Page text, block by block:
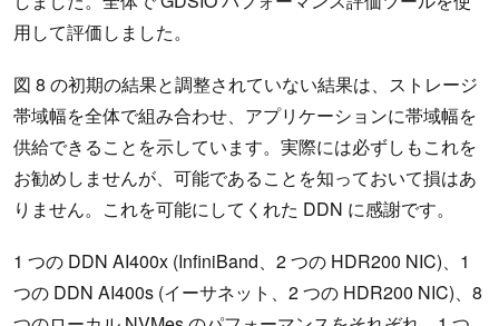
用して評価しました。
図 8 の初期の結果と調整されていない結果は、ストレージ
帯域幅を全体で組み合わせ、アプリケーションに帯域幅を
供給できることを示しています。実際には必ずしもこれを
お勧めしませんが、可能であることを知っておいて損はあ
りません。これを可能にしてくれた DDN に感謝です。
1 つの DDN AI400x (InfiniBand、2 つの HDR200 NIC)、1
つの DDN AI400s (イーサネット、2 つの HDR200 NIC)、8